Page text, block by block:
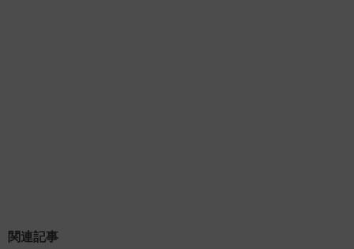
関連記事